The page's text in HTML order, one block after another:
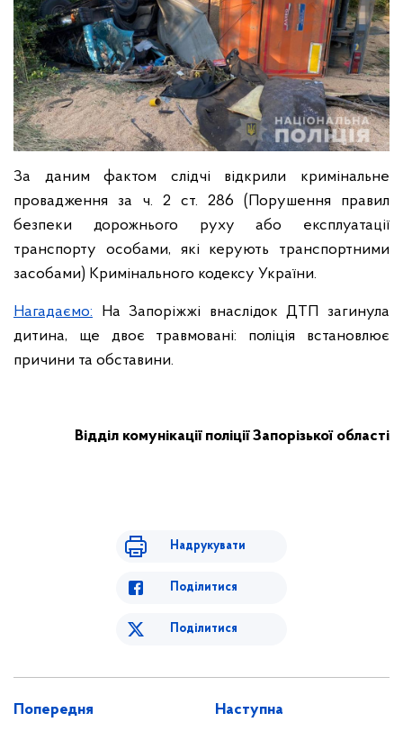
За даним фактом слідчі відкрили кримінальне
провадження за ч. 2 ст. 286 (Порушення правил
безпеки дорожнього руху або експлуатації
транспорту особами, які керують транспортними
засобами) Кримінального кодексу України.
Нагадаємо: На Запоріжжі внаслідок ДТП загинула
дитина, ще двоє травмовані: поліція встановлює
причини та обставини.
Відділ комунікації поліції Запорізької області
Надрукувати
Поділитися
Поділитися
Попередня Наступна